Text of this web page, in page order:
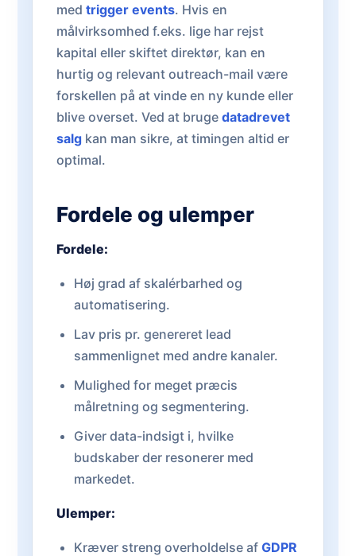
med trigger events. Hvis en
målvirksomhed f.eks. lige har rejst
kapital eller skiftet direktør, kan en
hurtig og relevant outreach-mail være
forskellen på at vinde en ny kunde eller
blive overset. Ved at bruge datadrevet
salg kan man sikre, at timingen altid er
optimal.
Fordele og ulemper
Fordele:
Høj grad af skalérbarhed og
automatisering.
Lav pris pr. genereret lead
sammenlignet med andre kanaler.
Mulighed for meget præcis
målretning og segmentering.
Giver data-indsigt i, hvilke
budskaber der resonerer med
markedet.
Ulemper:
Kræver streng overholdelse af GDPR